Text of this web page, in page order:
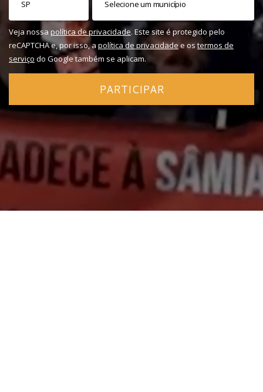
Veja nossa política de privacidade. Este site é protegido pelo
reCAPTCHA e, por isso, a política de privacidade e os termos de
serviço do Google também se aplicam.
PARTICIPAR